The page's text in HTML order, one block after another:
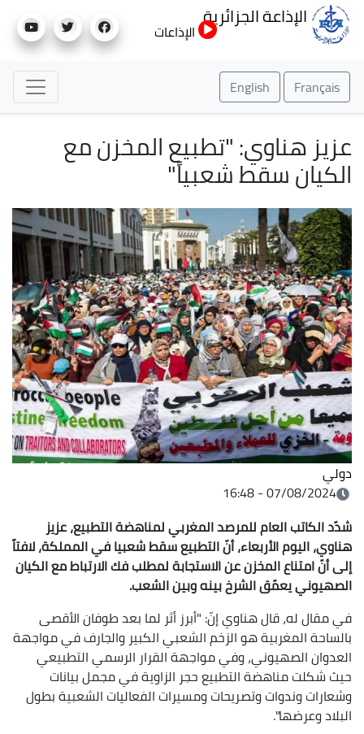
إلى
الإذاعة الجزائرية
الإذاعات
Français
English
عزيز هناوي: "تطبيع المخزن مع
الكيان سقط شعبياً"
دولي
07/08/2024 - 16:48
شدّد الكاتب العام للمرصد المغربي لمناهضة التطبيع، عزيز
هناوي، اليوم الأربعاء، أنّ التطبيع سقط شعبيا في المملكة، لافتاً
إلى أنّ امتناع المخزن عن الاستجابة لمطلب فك الارتباط مع الكيان
الصهيوني يعمّق الشرخ بينهوبين الشعب.
في مقال له، قال هناوي إنّ: "أبرز أثر لما بعد طوفان الأقصى
بالساحة المغربية هو الزخم الشعبي الكبير والجارف في مواجهة
العدوان الصهيوني، وفي مواجهة القرار الرسمي التطبيعي
حيث شكلت مناهضة التطبيع حجر الزاوية في مجمل بيانات
وشعارات وندوات وتصريحات ومسيرات الفعاليات الشعبية بطول
البلاد وعرضها".